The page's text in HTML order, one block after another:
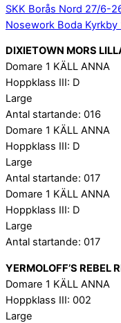
SKK Borås Nord 27/6-
Nosework Boda
DIXIETOWN MORS
Domare 1 KÄLL ANNA
Hoppklass III: D
Large
Antal startande: 016
Domare 1 KÄLL ANNA
Hoppklass III: D
Large
Antal startande: 017
Domare 1 KÄLL ANNA
Hoppklass III: D
Large
Antal startande: 017
YERMOLOFF’S REBEL
Domare 1 KÄLL ANNA
Hoppklass III: 002
Large